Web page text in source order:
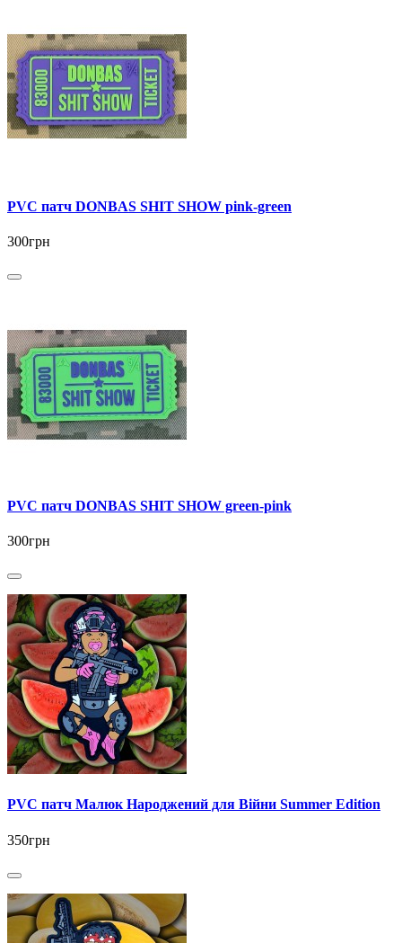
PVC патч DONBAS SHIT SHOW pink-green
300грн
PVC патч DONBAS SHIT SHOW green-pink
300грн
PVC патч Малюк Народжений для Війни Summer Edition
350грн